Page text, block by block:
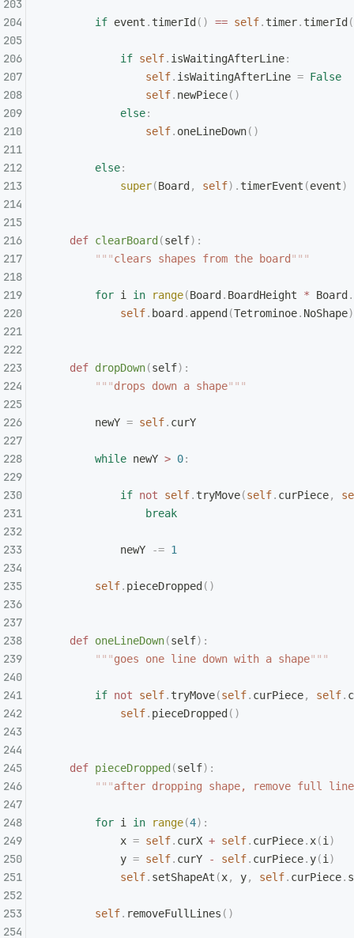
        if
event . timerId () == self. timer. timerId
            if
self. isWaitingAfterLine:
                self
. isWaitingAfterLine = False
                self
. newPiece()
            else
:
                self
. oneLineDown()
        else
:
            super
(Board , self). timerEvent (event)
    def
clearBoard (self):
        """
clears shapes from the board """
        for
i in range(Board . BoardHeight * Board .
            self
. board . append (Tetrominoe. NoShape)
    def
dropDown(self):
        """
drops down a shape"""
        newY
= self. curY
        while
newY > 0:
            if
not self. tryMove(self. curPiece,
                break
            newY
-= 1
        self
. pieceDropped ()
    def
oneLineDown(self):
        """
goes one line down with a shape"""
        if
not self. tryMove(self. curPiece, self.
            self
. pieceDropped ()
    def
pieceDropped (self):
        """
after dropping shape, remove full
        for
i in range(4):
            x
= self. curX + self. curPiece. x(i )
            y
= self. curY - self. curPiece. y(i )
            self
. setShapeAt (x, y, self. curPiece.
        self
. removeFullLines ()